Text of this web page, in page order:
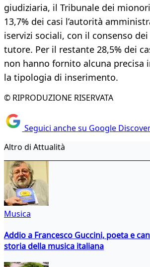
giudiziaria, il Tribunale dei
13,7% dei casi l’autorità
iservizi sociali, con il consenso
tutore. Per il restante 28,5% dei
non hanno fornito alcuna precisa
la tipologia di inserimento.
© RIPRODUZIONE RISERVATA
Seguici anche su Google
Altro di Attualità
Musica
Addio a Francesco Guccini, poeta e
storia della musica italiana